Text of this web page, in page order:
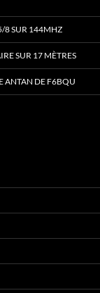
8 SUR 144MHZ
SUR 17 MÈTRES
ANTAN DE F6BQU